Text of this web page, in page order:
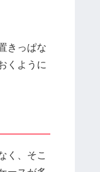
きっぱな
くように
く、そこ